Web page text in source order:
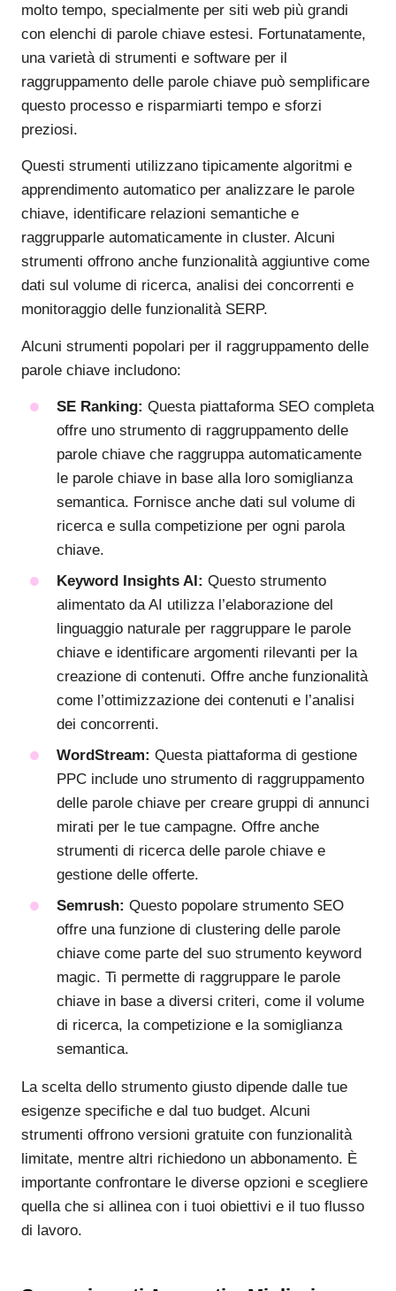
molto tempo, specialmente per siti web più grandi
con elenchi di parole chiave estesi. Fortunatamente,
una varietà di strumenti e software per il
raggruppamento delle parole chiave può semplificare
questo processo e risparmiarti tempo e sforzi
preziosi.
Questi strumenti utilizzano tipicamente algoritmi e
apprendimento automatico per analizzare le parole
chiave, identificare relazioni semantiche e
raggrupparle automaticamente in cluster. Alcuni
strumenti offrono anche funzionalità aggiuntive come
dati sul volume di ricerca, analisi dei concorrenti e
monitoraggio delle funzionalità SERP.
Alcuni strumenti popolari per il raggruppamento delle
parole chiave includono:
SE Ranking: Questa piattaforma SEO completa
offre uno strumento di raggruppamento delle
parole chiave che raggruppa automaticamente
le parole chiave in base alla loro somiglianza
semantica. Fornisce anche dati sul volume di
ricerca e sulla competizione per ogni parola
chiave.
Keyword Insights AI: Questo strumento
alimentato da AI utilizza l’elaborazione del
linguaggio naturale per raggruppare le parole
chiave e identificare argomenti rilevanti per la
creazione di contenuti. Offre anche funzionalità
come l’ottimizzazione dei contenuti e l’analisi
dei concorrenti.
WordStream: Questa piattaforma di gestione
PPC include uno strumento di raggruppamento
delle parole chiave per creare gruppi di annunci
mirati per le tue campagne. Offre anche
strumenti di ricerca delle parole chiave e
gestione delle offerte.
Semrush: Questo popolare strumento SEO
offre una funzione di clustering delle parole
chiave come parte del suo strumento keyword
magic. Ti permette di raggruppare le parole
chiave in base a diversi criteri, come il volume
di ricerca, la competizione e la somiglianza
semantica.
La scelta dello strumento giusto dipende dalle tue
esigenze specifiche e dal tuo budget. Alcuni
strumenti offrono versioni gratuite con funzionalità
limitate, mentre altri richiedono un abbonamento. È
importante confrontare le diverse opzioni e scegliere
quella che si allinea con i tuoi obiettivi e il tuo flusso
di lavoro.